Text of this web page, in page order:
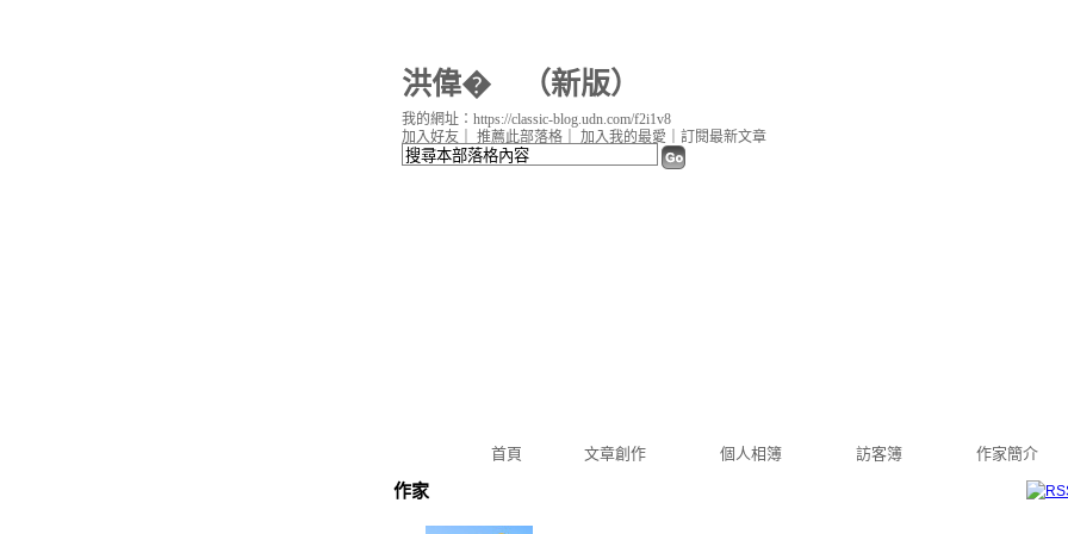
洪偉� （新版）
首頁 文章創作 個人相簿 訪客簿 作家簡介
加入好友 推薦此部落格 加入我的最愛 訂閱最新文章
我的網址：https://classic-blog.udn.com/f2i1v8
作家